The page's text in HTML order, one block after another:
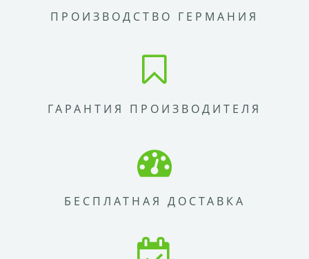
ПРОИЗВОДСТВО ГЕРМАНИЯ
ГАРАНТИЯ ПРОИЗВОДИТЕЛЯ
БЕСПЛАТНАЯ ДОСТАВКА